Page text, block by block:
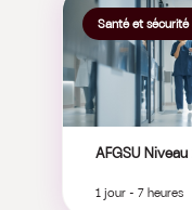
Santé et sécurité
AFGSU
1 jour - 7